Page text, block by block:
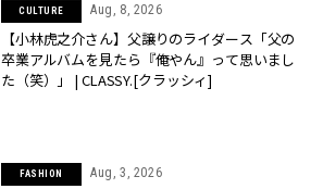
CULTURE Aug, 8, 2026
【小林虎之介さん】父譲りのライダース「父の
卒業アルバムを見たら『俺やん』って思いまし
た（笑）」 | CLASSY.[クラッシィ]
FASHION Aug, 3, 2026